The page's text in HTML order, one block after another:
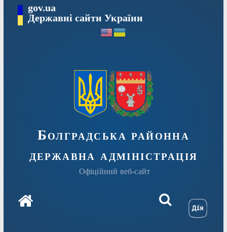
Перейтиgov.ua
Державні сайти України
Болградська районна
державна адміністрація
Офіційний веб-сайт